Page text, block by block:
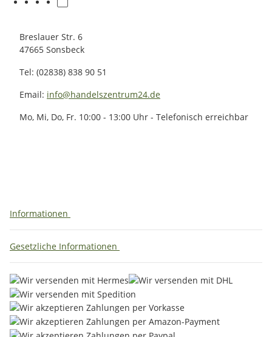
Breslauer Str. 6
47665 Sonsbeck
Tel: (02838) 838 90 51
Email: info@handelszentrum24.de
Mo, Mi, Do, Fr. 10:00 - 13:00 Uhr - Telefonisch erreichbar
Informationen
Gesetzliche Informationen